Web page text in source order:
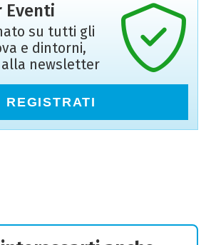
Eventi
su tutti gli
e dintorni,
newsletter
REGISTRATI